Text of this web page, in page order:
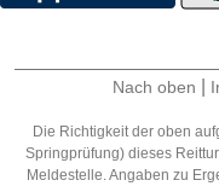
Nach oben
Die Richtigkeit der oben
Springprüfung) dieses
Meldestelle. Angaben zu